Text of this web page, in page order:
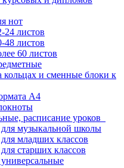
нот
24 листов
48 листов
60 листов
кольцах и сменные блоки к
А4
расписание уроков
музыкальной школы
младших классов
старших классов